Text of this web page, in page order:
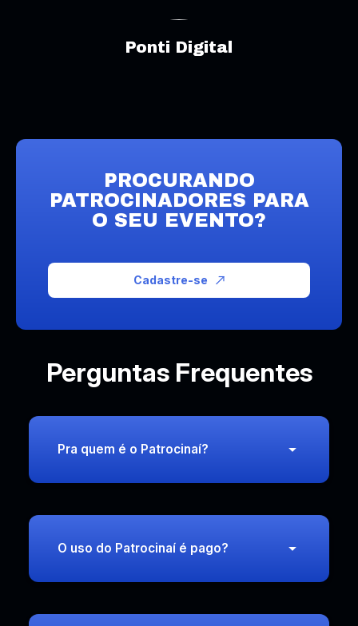
Ponti Digital
PROCURANDO
PATROCINADORES PARA
O SEU EVENTO?
Cadastre-se
Perguntas Frequentes
Pra quem é o Patrocinaí?
O uso do Patrocinaí é pago?